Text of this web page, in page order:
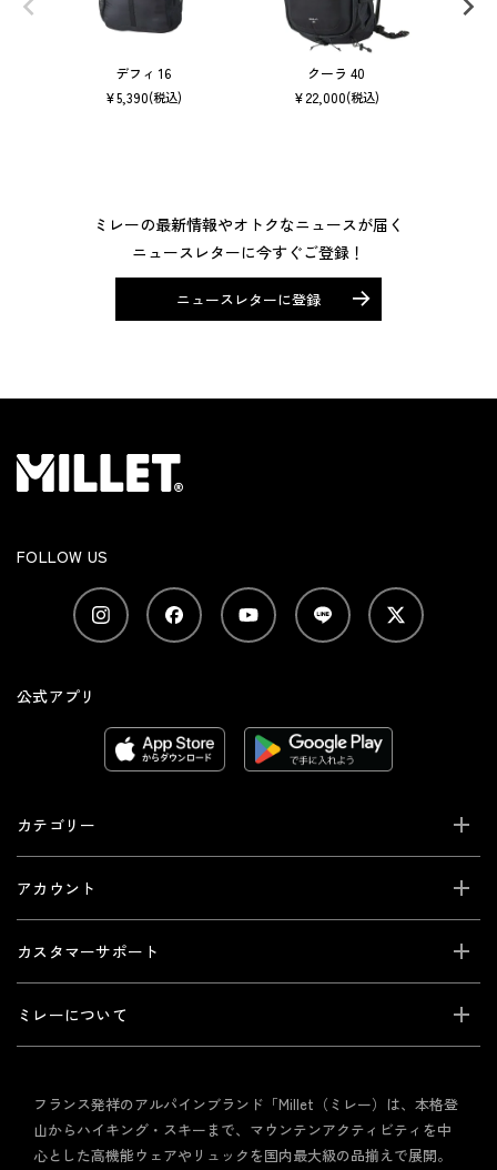
デフィ 16
¥5,390(税込)
クーラ 40
¥22,000(税込)
ミレーの最新情報やオトクなニュースが届く
ニュースレターに今すぐご登録！
ニュースレターに登録
FOLLOW US
公式アプリ
カテゴリー
アカウント
カスタマーサポート
ミレーについて
フランス発祥のアルパインブランド「Millet（ミレー）は、本格登
山からハイキング・スキーまで、マウンテンアクティビティを中
心とした高機能ウェアやリュックを国内最大級の品揃えで展開。